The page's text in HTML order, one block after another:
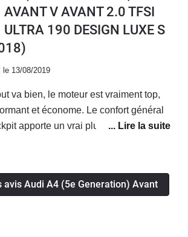
AVANT V AVANT 2.0 TFSI
ULTRA 190 DESIGN LUXE S
le 13/08/2019
va bien, le moteur est vraiment top,
et économe. Le confort général
apporte un vrai plus! La voiture a
voiture bonne à tout faire!
avis Audi A4 (5e Generation) Avant